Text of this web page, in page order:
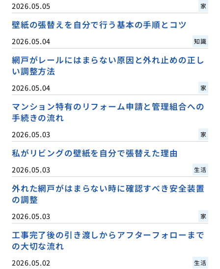
2026.05.05 家
壁紙の張替えを自分で行う基本の手順とコツ
2026.05.04 知識
網戸がレールにはまらない原因と外れ止めの正し
い調整方法
2026.05.04 家
マンション特有のリフォーム申請と管理組合への
手続きの流れ
2026.05.03 家
私がリビングの壁紙を自分で張替えた理由
2026.05.03 生活
外れた網戸がはまらない時に確認すべき安全装置
の調整
2026.05.03 家
工事完了後の引き渡しからアフターフォローまで
の大切な流れ
2026.05.02 生活